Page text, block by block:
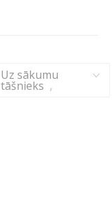
Uz sākumu
tāšnieks ,